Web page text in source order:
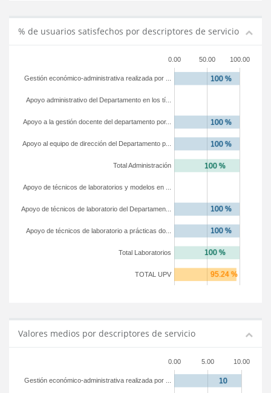
% de usuarios satisfechos por descriptores de servicio
0.00 50.00 100.00
TOTAL UPV
Total Laboratorios
Apoyo de técnicos de laboratorio a prácticas do...
Apoyo de técnicos de laboratorio del Departamen...
Apoyo de técnicos de laboratorios y modelos en ...
Total Administración
Apoyo al equipo de dirección del Departamento p...
Apoyo a la gestión docente del departamento por...
Apoyo administrativo del Departamento en los tí...
Gestión económico-administrativa realizada por ...
Valores medios por descriptores de servicio
0.00 5.00 10.00
Gestión económico-administrativa realizada por ...